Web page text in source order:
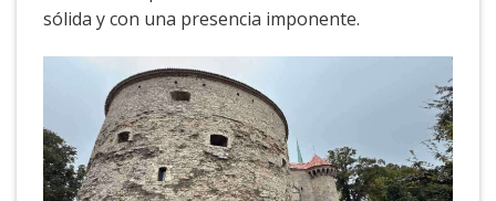
sólida y con una presencia imponente.